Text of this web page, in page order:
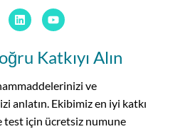
Katkıyı Alın
ve
anlatın. Ekibimiz en iyi katkı
test için ücretsiz numune